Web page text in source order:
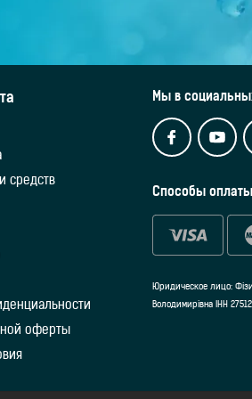
средств
оферты
Мы в
Способы оплаты
Юридическое лицо:
Володимирівна ІНН